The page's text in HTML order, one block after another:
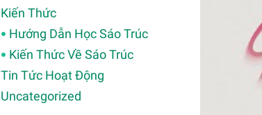
Kiến Thức
Hướng Dẫn Học Sáo Trúc
Kiến Thức Về Sáo Trúc
Tin Tức Hoạt Động
Uncategorized